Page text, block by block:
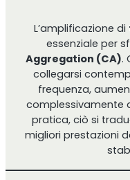
L’amplificazione di
essenziale per
Aggregation (CA).
collegarsi
frequenza,
complessivamente
pratica, ciò si
migliori prestazioni